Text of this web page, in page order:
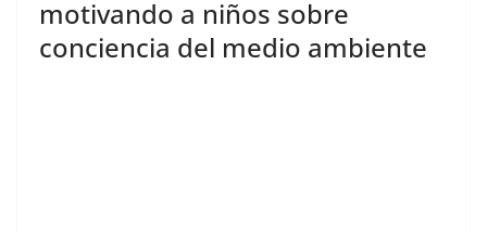
motivando a niños sobre
conciencia del medio ambiente